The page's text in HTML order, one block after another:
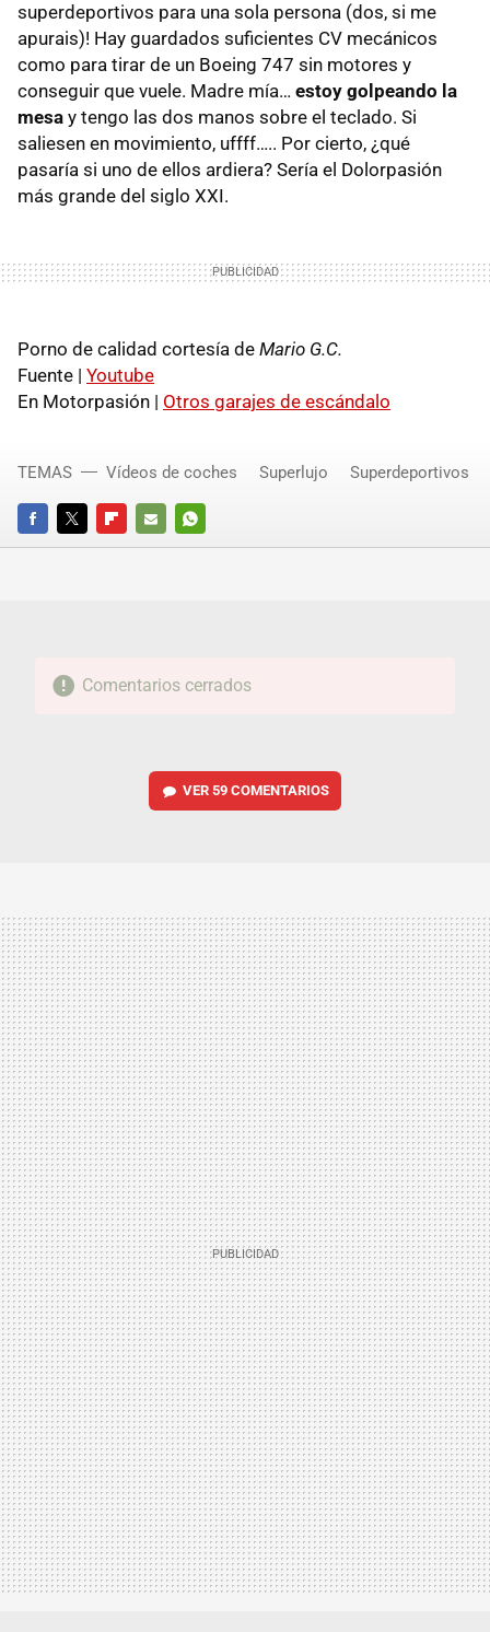
superdeportivos para una sola persona (dos, si me
apurais)! Hay guardados suficientes CV mecánicos
como para tirar de un Boeing 747 sin motores y
conseguir que vuele. Madre mía… estoy golpeando la
mesa y tengo las dos manos sobre el teclado. Si
saliesen en movimiento, uffff….. Por cierto, ¿qué
pasaría si uno de ellos ardiera? Sería el Dolorpasión
más grande del siglo XXI.
Porno de calidad cortesía de Mario G.C.
Fuente | Youtube
En Motorpasión | Otros garajes de escándalo
FACEBOOKTWITTERFLIPBOARD
E-
WHATSAPP
TEMAS Vídeos de coches Superlujo Superdeportivos
Comentarios cerrados
VER 59 COMENTARIOS